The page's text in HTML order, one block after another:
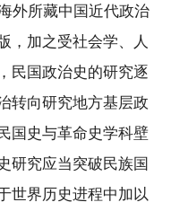
外所藏中国近代政治
，加之受社会学、人
民国政治史的研究逐
转向研究地方基层政
国史与革命史学科壁
研究应当突破民族国
世界历史进程中加以